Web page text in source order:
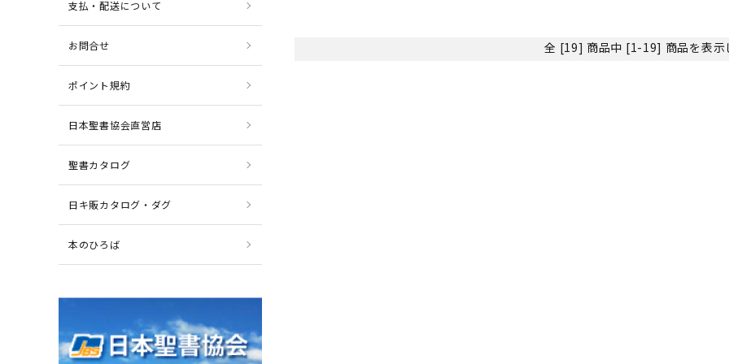
全 [19] 商品中 [1-19] 商品を表示
支払・配送について
お問合せ
ポイント規約
日本聖書協会直営店
聖書カタログ
日キ販カタログ・ダグ
本のひろば